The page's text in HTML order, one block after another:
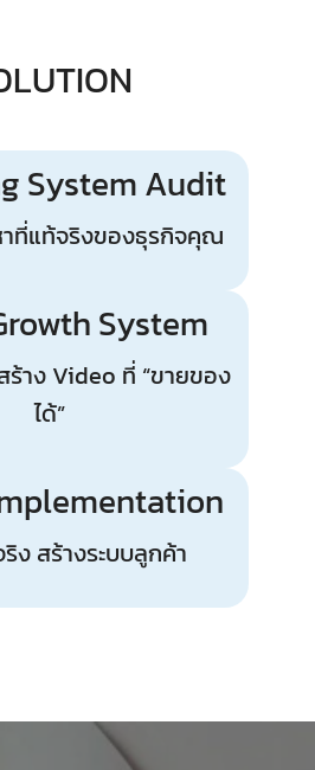
System Audit
ที่แท้จริงของธุรกิจคุณ
System
ร้าง Video ที่ “ขายของ
ได้”
ง สร้างระบบลูกค้า